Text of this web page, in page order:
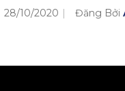
28/10/2020 Đăng Bởi